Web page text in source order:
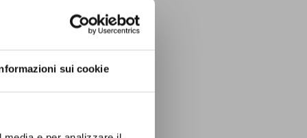
sui cookie
ente di
fenomeni
di Milano e